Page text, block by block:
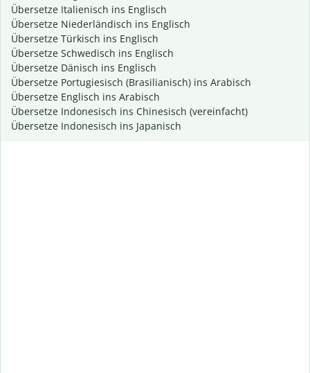
Übersetze Italienisch ins Englisch
Übersetze Niederländisch ins Englisch
Übersetze Türkisch ins Englisch
Übersetze Schwedisch ins Englisch
Übersetze Dänisch ins Englisch
Übersetze Portugiesisch (Brasilianisch) ins Arabisch
Übersetze Englisch ins Arabisch
Übersetze Indonesisch ins Chinesisch (vereinfacht)
Übersetze Indonesisch ins Japanisch